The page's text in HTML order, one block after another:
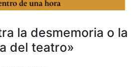
la desmemoria o la
del teatro»